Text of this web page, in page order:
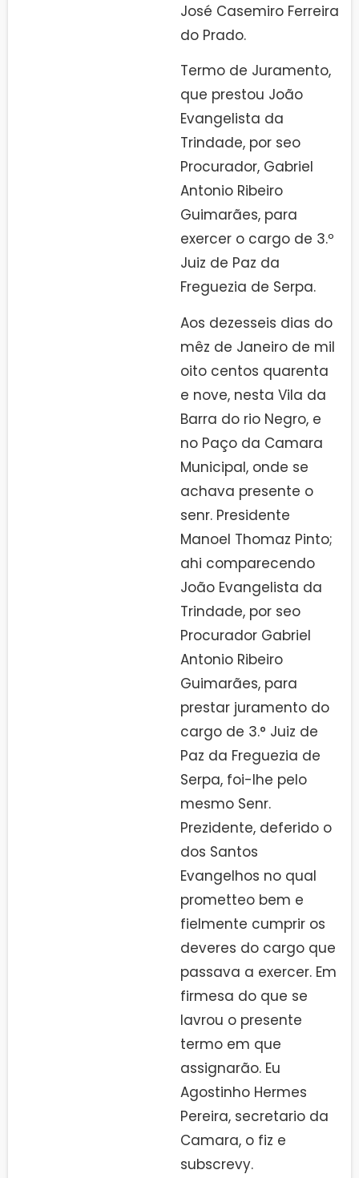
José Casemiro Ferreira
do Prado.
Termo de Juramento,
que prestou João
Evangelista da
Trindade, por seo
Procurador, Gabriel
Antonio Ribeiro
Guimarães, para
exercer o cargo de 3.º
Juiz de Paz da
Freguezia de Serpa.
Aos dezesseis dias do
mêz de Janeiro de mil
oito centos quarenta
e nove, nesta Vila da
Barra do rio Negro, e
no Paço da Camara
Municipal, onde se
achava presente o
senr. Presidente
Manoel Thomaz Pinto;
ahi comparecendo
João Evangelista da
Trindade, por seo
Procurador Gabriel
Antonio Ribeiro
Guimarães, para
prestar juramento do
cargo de 3.° Juiz de
Paz da Freguezia de
Serpa, foi-lhe pelo
mesmo Senr.
Prezidente, deferido o
dos Santos
Evangelhos no qual
prometteo bem e
fielmente cumprir os
deveres do cargo que
passava a exercer. Em
firmesa do que se
lavrou o presente
termo em que
assignarão. Eu
Agostinho Hermes
Pereira, secretario da
Camara, o fiz e
subscrevy.